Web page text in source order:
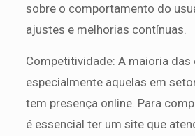
sobre o comportamento do
ajustes e melhorias contínuas.
Competitividade: A maioria das
especialmente aquelas em
tem presença online. Para
é essencial ter um site que